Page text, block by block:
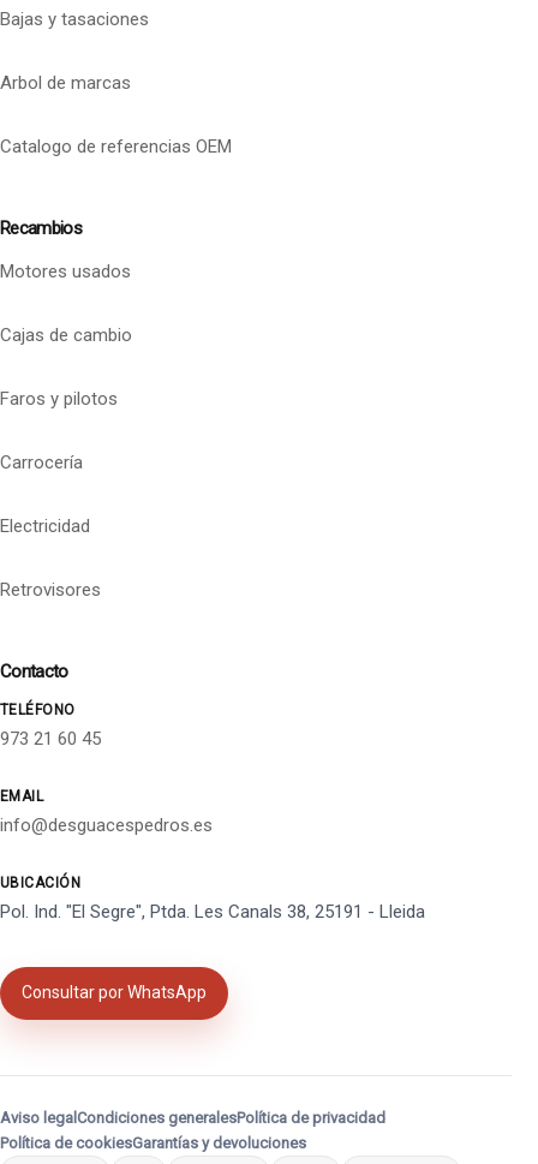
Bajas y tasaciones
Arbol de marcas
Catalogo de referencias OEM
Recambios
Motores usados
Cajas de cambio
Faros y pilotos
Carrocería
Electricidad
Retrovisores
Contacto
TELÉFONO
973 21 60 45
EMAIL
info@desguacespedros.es
UBICACIÓN
Pol. Ind. "El Segre", Ptda. Les Canals 38, 25191 - Lleida
Consultar por WhatsApp
Aviso legalCondiciones generalesPolítica de privacidad
Política de cookiesGarantías y devoluciones